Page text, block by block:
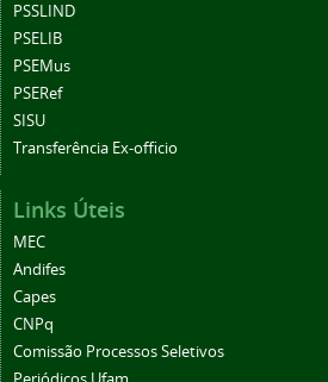
PSSLIND
PSELIB
PSEMus
PSERef
SISU
Transferência Ex-officio
Links Úteis
MEC
Andifes
Capes
CNPq
Comissão Processos Seletivos